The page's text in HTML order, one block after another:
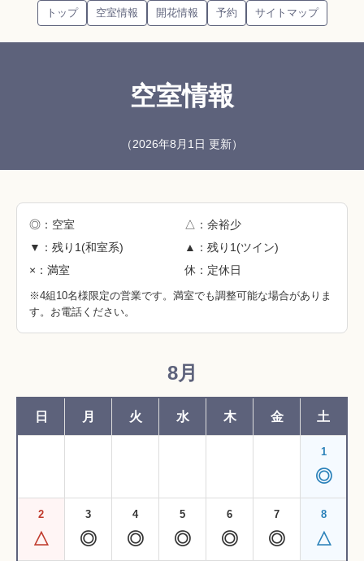
トップ 空室情報 開花情報 予約 サイトマップ
空室情報
（2026年8月1日 更新）
◎：空室
△：余裕少
▼：残り1(和室系)
▲：残り1(ツイン)
×：満室
休：定休日
※4組10名様限定の営業です。満室でも調整可能な場合がありま
す。お電話ください。
8月
日 月 火 水 木 金 土
1
◎
2
△
3
◎
4
◎
5
◎
6
◎
7
◎
8
△